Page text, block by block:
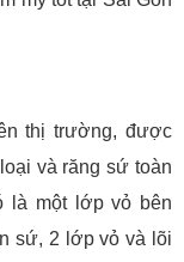
thị trường, được
và răng sứ toàn
là một lớp vỏ bên
sứ, 2 lớp vỏ và lõi